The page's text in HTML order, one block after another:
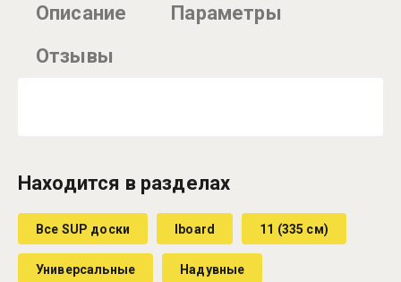
Описание
Параметры
Отзывы
Находится в разделах
Все SUP доски Iboard 11 (335 см)
Универсальные Надувные